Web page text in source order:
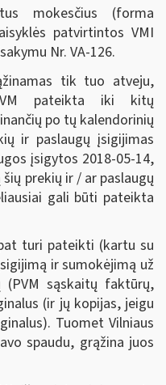
mokesčius (forma
patvirtintos VMI
Nr. VA-126.
tik tuo atveju,
pateikta iki kitų
po tų kalendorinių
ir paslaugų įsigijimas
įsigytos 2018-05-14,
prekių ir / ar paslaugų
gali būti pateikta
turi pateikti (kartu su
ir sumokėjimą už
(PVM sąskaitų faktūrų,
(ir jų kopijas, jeigu
Tuomet Vilniaus
spaudu, grąžina juos